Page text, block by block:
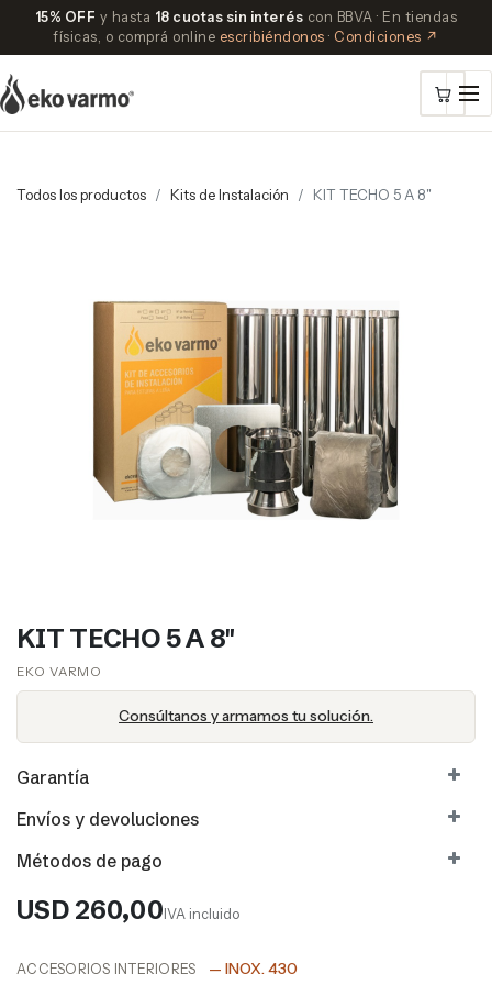
15% OFF y hasta 18 cuotas sin interés con BBVA · En tiendas
físicas, o comprá online escribiéndonos · Condiciones ↗
Todos los productos Kits de Instalación KIT TECHO 5 A 8"
KIT TECHO 5 A 8"
EKO VARMO​​
Consúltanos y armamos tu solución.
Garantía
Envíos y devoluciones
Métodos de pago
USD 260,00 IVA incluido
ACCESORIOS INTERIORES — INOX. 430